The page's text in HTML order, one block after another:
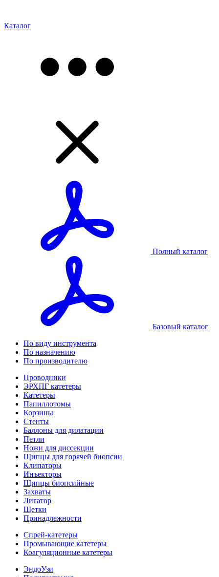
Каталог
Полный каталог
Базовый каталог
По виду инструмента
По назначению
По производителю
Проводники
ЭРХПГ катетеры
Катетеры
Папиллотомы
Корзины
Стенты
Баллоны для дилатации
Петли
Ножи для диссекции
Щипцы для горячей биопсии
Клипаторы
Инъекторы
Щипцы биопсийные
Захваты
Лигатор
Щетки
Принадлежности
Спрей-катетеры
Промывающие катетеры
Коагуляционные катетеры
ЭндоУзи